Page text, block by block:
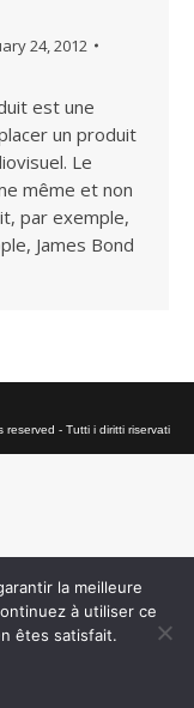
24, 2012
est une
un produit
Le
même et non
par exemple,
James Bond
reserved - Tutti i diritti riservati
la meilleure
à utiliser ce
êtes satisfait.